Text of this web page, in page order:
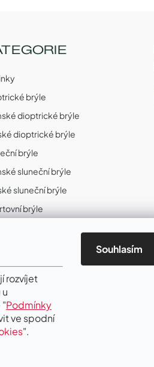
rozvíjet
Podmínky
ve spodní
".
Souhlasím
brýle
dioptrické brýle
dioptrické brýle
brýle
sluneční brýle
sluneční brýle
brýle